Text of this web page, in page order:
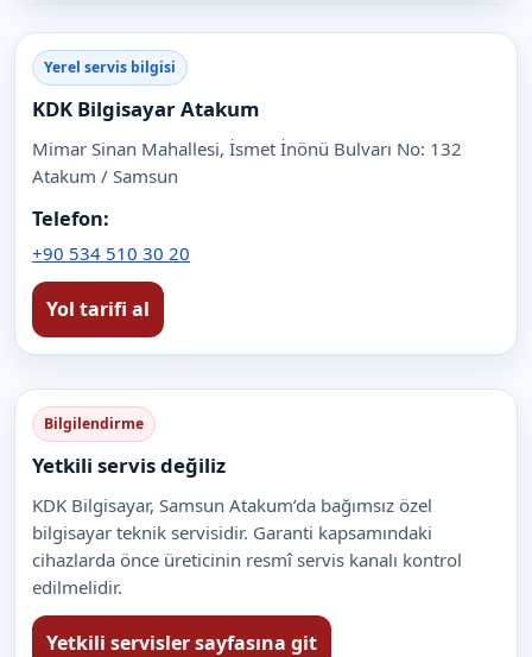
Yerel servis bilgisi
KDK Bilgisayar Atakum
Mimar Sinan Mahallesi, İsmet İnönü Bulvarı No: 132
Atakum / Samsun
Telefon:
+90 534 510 30 20
Yol tarifi al
Bilgilendirme
Yetkili servis değiliz
KDK Bilgisayar, Samsun Atakum’da bağımsız özel
bilgisayar teknik servisidir. Garanti kapsamındaki
cihazlarda önce üreticinin resmî servis kanalı kontrol
edilmelidir.
Yetkili servisler sayfasına git